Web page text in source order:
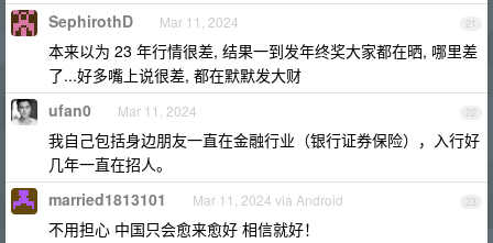
21
SephirothD Mar 11, 2024
本来以为 23 年行情很差, 结果一到发年终奖大家都在晒, 哪里差
了...好多嘴上说很差, 都在默默发大财
22
ufan0 Mar 11, 2024
我自己包括身边朋友一直在金融行业（银行证券保险），入行好
几年一直在招人。
23
married1813101 Mar 11, 2024 via Android
不用担心 中国只会愈来愈好 相信就好！